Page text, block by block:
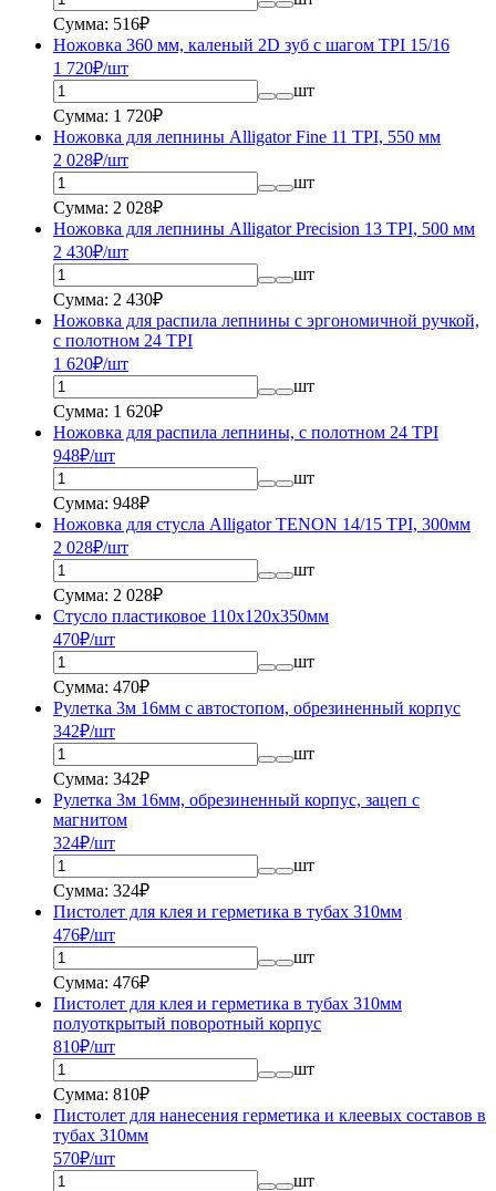
Сумма: 516₽
Ножовка 360 мм, каленый 2D зуб с шагом TPI 15/16
1 720₽/шт
шт
Сумма: 1 720₽
Ножовка для лепнины Alligator Fine 11 TPI, 550 мм
2 028₽/шт
шт
Сумма: 2 028₽
Ножовка для лепнины Alligator Precision 13 TPI, 500 мм
2 430₽/шт
шт
Сумма: 2 430₽
Ножовка для распила лепнины с эргономичной ручкой,
с полотном 24 TPI
1 620₽/шт
шт
Сумма: 1 620₽
Ножовка для распила лепнины, с полотном 24 TPI
948₽/шт
шт
Сумма: 948₽
Ножовка для стусла Alligator TENON 14/15 TPI, 300мм
2 028₽/шт
шт
Сумма: 2 028₽
Стусло пластиковое 110x120x350мм
470₽/шт
шт
Сумма: 470₽
Рулетка 3м 16мм с автостопом, обрезиненный корпус
342₽/шт
шт
Сумма: 342₽
Рулетка 3м 16мм, обрезиненный корпус, зацеп с
магнитом
324₽/шт
шт
Сумма: 324₽
Пистолет для клея и герметика в тубах 310мм
476₽/шт
шт
Сумма: 476₽
Пистолет для клея и герметика в тубах 310мм
полуоткрытый поворотный корпус
810₽/шт
шт
Сумма: 810₽
Пистолет для нанесения герметика и клеевых составов в
тубах 310мм
570₽/шт
шт